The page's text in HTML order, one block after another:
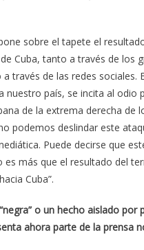
sobre el tapete el
Cuba, tanto a través de los
través de las redes sociales.
nuestro país, se incita al odio
de la extrema derecha de
podemos deslindar este
Puede decirse que
es más que el resultado del
Cuba”.
o un hecho aislado por
ahora parte de la prensa